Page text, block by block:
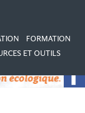
FORMATION
ET OUTILS